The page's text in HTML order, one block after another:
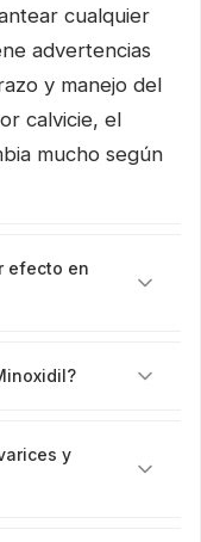
cualquier
advertencias
y manejo del
calvicie, el
mucho según
efecto en
y